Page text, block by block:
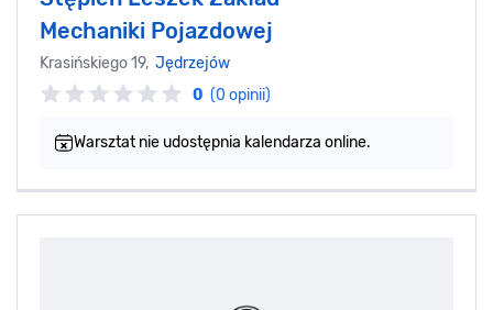
Mechaniki Pojazdowej
Krasińskiego 19, Jędrzejów
0 (0 opinii)
Warsztat nie udostępnia kalendarza online.